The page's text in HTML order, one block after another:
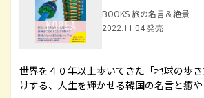
BOOKS 旅の名言＆絶景
2022.11.04 発売
世界を４０年以上歩いてきた「地球の歩
けする、人生を輝かせる韓国の名言と癒